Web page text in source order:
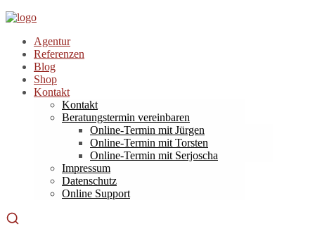
Agentur
Referenzen
Blog
Shop
Kontakt
Kontakt
Beratungstermin vereinbaren
Online-Termin mit Jürgen
Online-Termin mit Torsten
Online-Termin mit Serjoscha
Impressum
Datenschutz
Online Support